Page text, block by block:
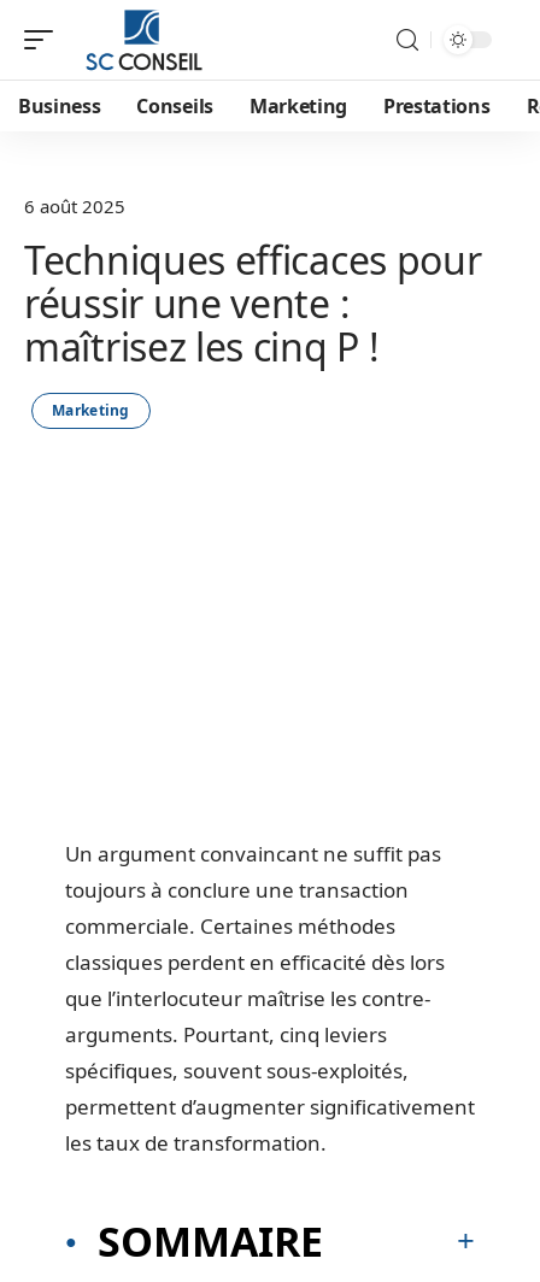
Business Conseils Marketing Prestations
6 août 2025
Techniques efficaces pour
réussir une vente :
maîtrisez les cinq P !
Marketing
Un argument convaincant ne suffit pas
toujours à conclure une transaction
commerciale. Certaines méthodes
classiques perdent en efficacité dès lors
que l’interlocuteur maîtrise les contre-
arguments. Pourtant, cinq leviers
spécifiques, souvent sous-exploités,
permettent d’augmenter significativement
les taux de transformation.
SOMMAIRE